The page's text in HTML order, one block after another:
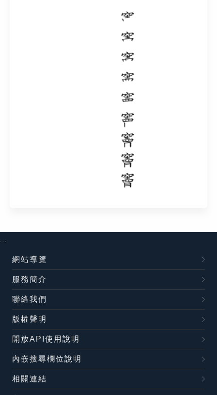
:::
網站導覽
服務簡介
聯絡我們
版權聲明
開放API使用說明
內嵌搜尋欄位說明
相關連結